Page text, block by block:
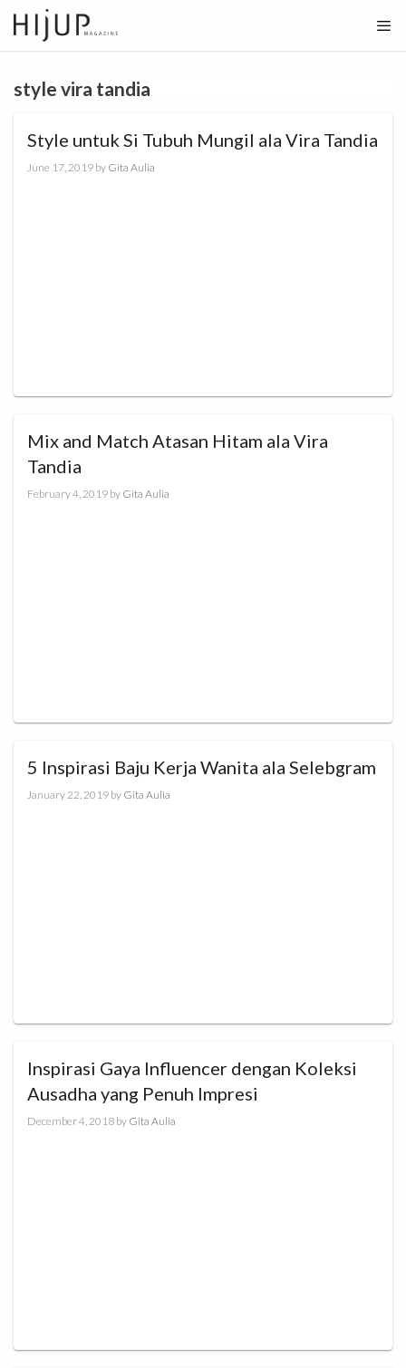
Skip
to
content
style vira tandia
Style untuk Si Tubuh Mungil ala Vira Tandia
June 17, 2019 by Gita Aulia
Mix and Match Atasan Hitam ala Vira
Tandia
February 4, 2019 by Gita Aulia
5 Inspirasi Baju Kerja Wanita ala Selebgram
January 22, 2019 by Gita Aulia
Inspirasi Gaya Influencer dengan Koleksi
Ausadha yang Penuh Impresi
December 4, 2018 by Gita Aulia